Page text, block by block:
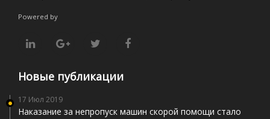
Powered by
Новые публикации
17 Июл 2019
Наказание за непропуск машин скорой помощи стало